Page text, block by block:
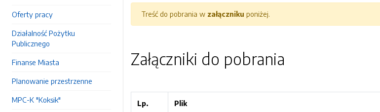
Oferty pracy
Działalność Pożytku
Publicznego
Finanse Miasta
Planowanie przestrzenne
MPC-K "Koksik"
Treść do pobrania w załączniku poniżej.
Załączniki do pobrania
Lp. Plik